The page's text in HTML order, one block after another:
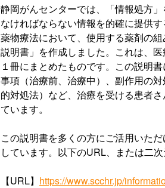
静岡がんセンターでは、「情報処方
なければならない情報を的確に提供
薬物療法において、使用する薬剤の
説明書」を作成しました。これは、
１冊にまとめたものです。この説明
事項（治療前、治療中）、副作用の
的対処法）など、治療を受ける患者
ています。
この説明書を多くの方にご活用いた
しています。以下のURL、または二
【URL】 https://www.scchr.jp/